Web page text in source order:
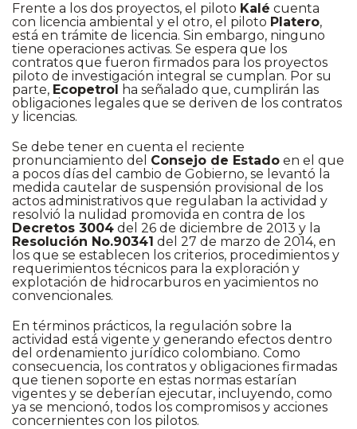
Frente a los dos proyectos, el piloto Kalé cuenta
con licencia ambiental y el otro, el piloto Platero,
está en trámite de licencia. Sin embargo, ninguno
tiene operaciones activas. Se espera que los
contratos que fueron firmados para los proyectos
piloto de investigación integral se cumplan. Por su
parte, Ecopetrol
ha señalado que, cumplirán las
obligaciones legales que se deriven de los contratos
y licencias.
Se debe tener en cuenta el reciente
pronunciamiento del Consejo de Estado en el que
a pocos días del cambio de Gobierno, se levantó la
medida cautelar de suspensión provisional de los
actos administrativos que regulaban la actividad y
resolvió la nulidad promovida en contra de los
Decretos 3004 del 26 de diciembre de 2013 y la
Resolución No.90341 del 27 de marzo de 2014, en
los que se establecen los criterios, procedimientos y
requerimientos técnicos para la exploración y
explotación de hidrocarburos en yacimientos no
convencionales.
En términos prácticos, la regulación sobre la
actividad está vigente y generando efectos dentro
del ordenamiento jurídico colombiano. Como
consecuencia, los contratos y obligaciones firmadas
que tienen soporte en estas normas estarían
vigentes y se deberían ejecutar, incluyendo, como
ya se mencionó, todos los compromisos y acciones
concernientes con los pilotos.